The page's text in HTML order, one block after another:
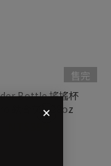
售完
Bottle 搖搖杯
鈦合灰】28oz